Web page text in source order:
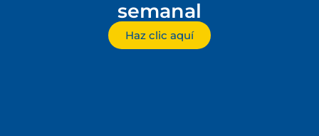
semanal
Haz clic aquí